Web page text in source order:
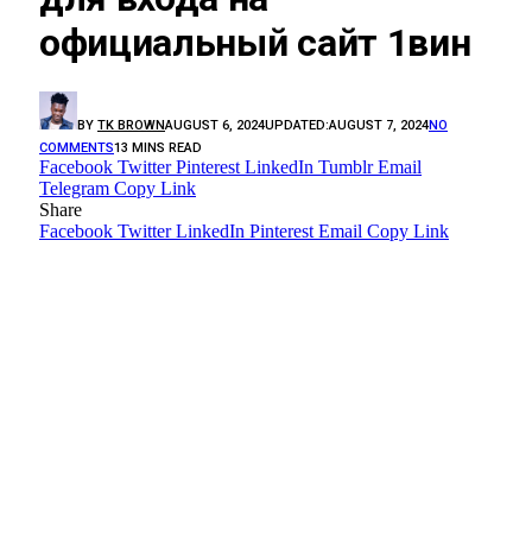
официальный сайт 1вин
BY TK BROWNAUGUST 6, 2024UPDATED:AUGUST 7, 2024NO
COMMENTS13 MINS READ
Facebook Twitter Pinterest LinkedIn Tumblr Email
Telegram Copy Link
Share
Facebook Twitter LinkedIn Pinterest Email Copy Link